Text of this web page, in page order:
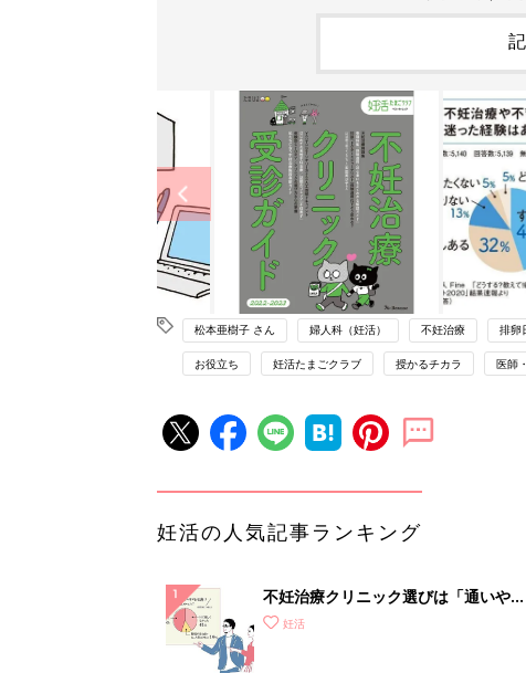
松本亜樹子 さん 婦人科（妊活） 不妊治療 排卵
お役立ち 妊活たまごクラブ 授かるチカラ 医師
妊活の人気記事ランキング
不妊治療クリニック選びは「通いやす
さ」が大切！選び方、重要3カ条っ
妊活